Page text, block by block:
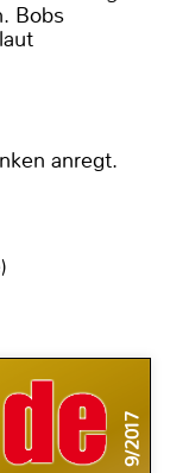
Bobs
anregt.
9/2017